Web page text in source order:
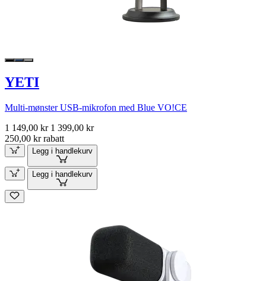
YETI
Multi-mønster USB-mikrofon med Blue VO!CE
1 149,00 kr 1 399,00 kr
250,00 kr rabatt
Legg i handlekurv
Legg i handlekurv